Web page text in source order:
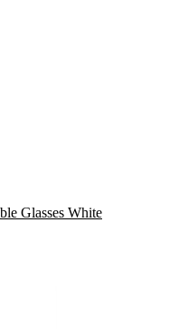
Glasses White